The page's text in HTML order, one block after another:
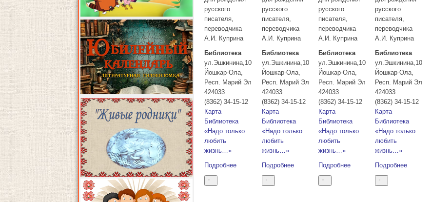
русского
писателя,
переводчика
А.И. Куприна
Библиотека
ул.Эшкинина,10
Йошкар-Ола
Респ. Марий Эл
424033
(8362) 34-15-12
Карта
Библиотека
«Надо только
любить
жизнь…»
Подробнее
русского
писателя,
переводчика
А.И. Куприна
Библиотека
ул.Эшкинина,10
Йошкар-Ола
Респ. Марий Эл
424033
(8362) 34-15-12
Карта
Библиотека
«Надо только
любить
жизнь…»
Подробнее
русского
писателя,
переводчика
А.И. Куприна
Библиотека
ул.Эшкинина,10
Йошкар-Ола
Респ. Марий Эл
424033
(8362) 34-15-12
Карта
Библиотека
«Надо только
любить
жизнь…»
Подробнее
русского
писателя,
переводчика
А.И. Куприна
Библиотека
ул.Эшкинина,10
Йошкар-Ола
Респ. Марий Эл
424033
(8362) 34-15-12
Карта
Библиотека
«Надо только
любить
жизнь…»
Подробнее